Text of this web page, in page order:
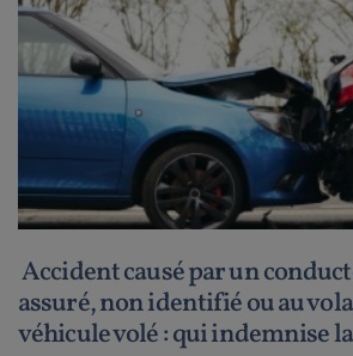
Accident causé par un
assuré, non identifié ou au
véhicule volé : qui indemnise